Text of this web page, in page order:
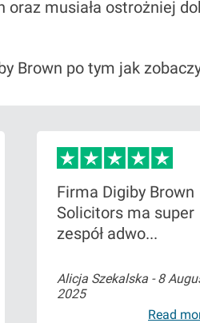
musiała ostrożniej
Brown po tym jak
Firma Digiby Brown
Solicitors ma super
zespół adwo...
Alicja Szekalska -8
2025
Read